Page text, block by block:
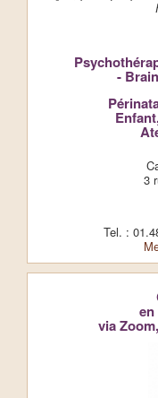
-
3
Tel. :
via